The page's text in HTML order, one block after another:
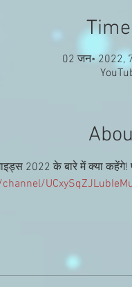
02 जन॰ 2022,
2022 के बारे में क्या